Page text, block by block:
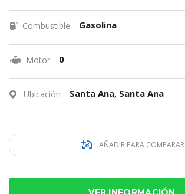
Combustible Gasolina
Motor 0
Ubicación Santa Ana, Santa Ana
AÑADIR PARA COMPARAR